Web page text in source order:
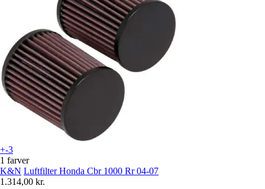
+-3
1 farver
K&N Luftfilter Honda Cbr 1000 Rr 04-07
1.314,00 kr.